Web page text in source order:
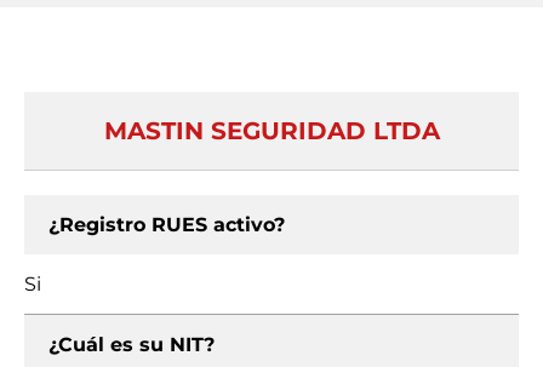
MASTIN SEGURIDAD LTDA
¿Registro RUES activo?
Si
¿Cuál es su NIT?